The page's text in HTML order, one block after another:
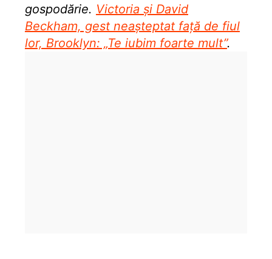
gospodărie. Victoria și David
Beckham, gest neașteptat față de fiul
lor, Brooklyn: „Te iubim foarte mult”.